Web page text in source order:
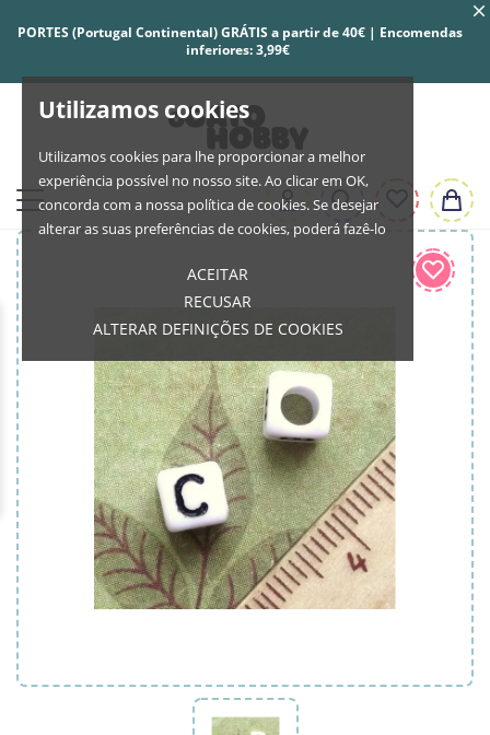
Utilizamos cookies
Utilizamos cookies para lhe proporcionar a melhor
experiência possível no nosso site. Ao clicar em OK,
concorda com a nossa política de cookies. Se desejar
alterar as suas preferências de cookies, poderá fazê-lo
ACEITAR
RECUSAR
ALTERAR DEFINIÇÕES DE COOKIES
PORTES (Portugal Continental) GRÁTIS a partir de 40€ | Encomendas
inferiores: 3,99€